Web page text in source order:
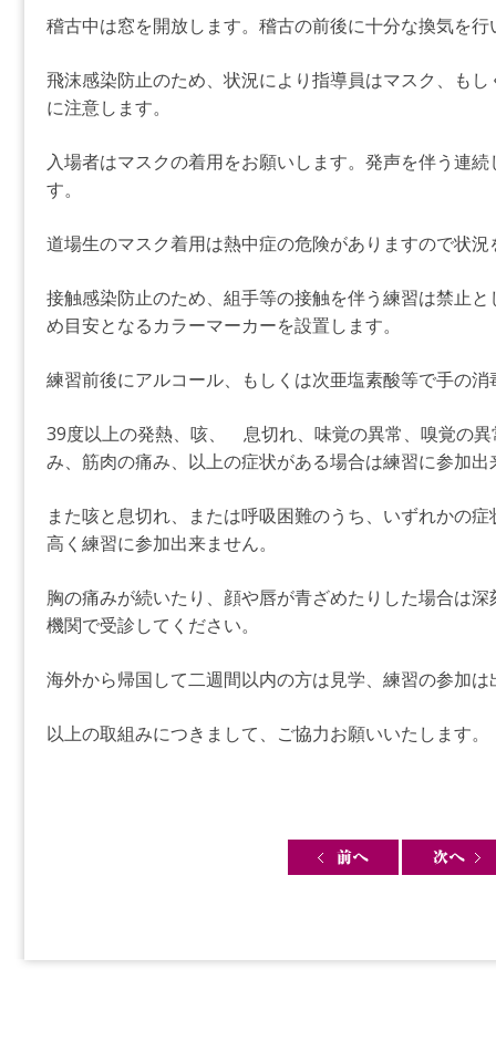
稽古中は窓を開放します。稽古の前後に十分な換気を行
飛沫感染防止のため、状況により指導員はマスク、も
に注意します。
入場者はマスクの着用をお願いします。発声を伴う連
す。
道場生のマスク着用は熱中症の危険がありますので状
接触感染防止のため、組手等の接触を伴う練習は禁止
め目安となるカラーマーカーを設置します。
練習前後にアルコール、もしくは次亜塩素酸等で手の消
39度以上の発熱、咳、 息切れ、味覚の異常、嗅覚の
み、筋肉の痛み、以上の症状がある場合は練習に参加出
また咳と息切れ、または呼吸困難のうち、いずれかの
高く練習に参加出来ません。
胸の痛みが続いたり、顔や唇が青ざめたりした場合は
機関で受診してください。
海外から帰国して二週間以内の方は見学、練習の参加は
以上の取組みにつきまして、ご協力お願いいたします。